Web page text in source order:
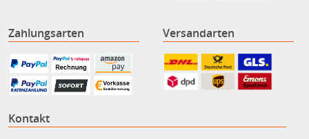
Zahlungsarten Versandarten
Kontakt